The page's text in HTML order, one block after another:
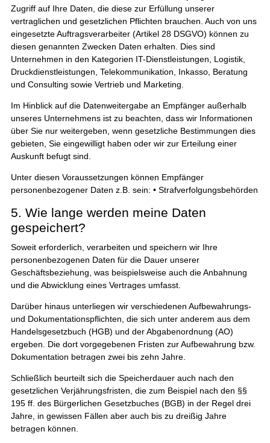
Zugriff auf Ihre Daten, die diese zur Erfüllung unserer
vertraglichen und gesetzlichen Pflichten brauchen. Auch von uns
eingesetzte Auftragsverarbeiter (Artikel 28 DSGVO) können zu
diesen genannten Zwecken Daten erhalten. Dies sind
Unternehmen in den Kategorien IT-Dienstleistungen, Logistik,
Druckdienstleistungen, Telekommunikation, Inkasso, Beratung
und Consulting sowie Vertrieb und Marketing.
Im Hinblick auf die Datenweitergabe an Empfänger außerhalb
unseres Unternehmens ist zu beachten, dass wir Informationen
über Sie nur weitergeben, wenn gesetzliche Bestimmungen dies
gebieten, Sie eingewilligt haben oder wir zur Erteilung einer
Auskunft befugt sind.
Unter diesen Voraussetzungen können Empfänger
personenbezogener Daten z.B. sein: • Strafverfolgungsbehörden
5. Wie lange werden meine Daten
gespeichert?
Soweit erforderlich, verarbeiten und speichern wir Ihre
personenbezogenen Daten für die Dauer unserer
Geschäftsbeziehung, was beispielsweise auch die Anbahnung
und die Abwicklung eines Vertrages umfasst.
Darüber hinaus unterliegen wir verschiedenen Aufbewahrungs-
und Dokumentationspflichten, die sich unter anderem aus dem
Handelsgesetzbuch (HGB) und der Abgabenordnung (AO)
ergeben. Die dort vorgegebenen Fristen zur Aufbewahrung bzw.
Dokumentation betragen zwei bis zehn Jahre.
Schließlich beurteilt sich die Speicherdauer auch nach den
gesetzlichen Verjährungsfristen, die zum Beispiel nach den §§
195 ff. des Bürgerlichen Gesetzbuches (BGB) in der Regel drei
Jahre, in gewissen Fällen aber auch bis zu dreißig Jahre
betragen können.